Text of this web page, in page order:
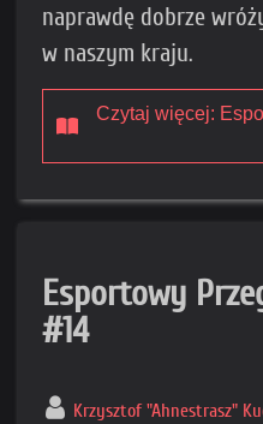
naprawdę dobrze
w naszym kraju.
Czytaj więcej:
Esportowy
#14
Krzysztof "Ahnestrasz"